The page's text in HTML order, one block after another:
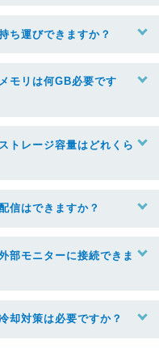
ち運びできますか？
モリは何GB必要です
トレージ容量はどれくら
信はできますか？
部モニターに接続できま
却対策は必要ですか？